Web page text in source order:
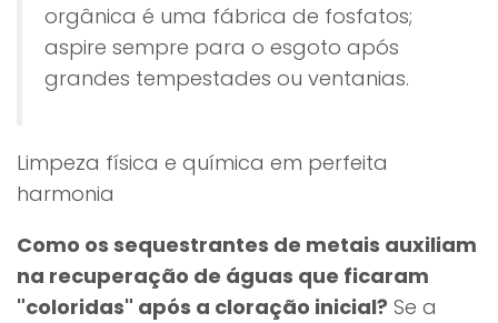
orgânica é uma fábrica de fosfatos;
aspire sempre para o esgoto após
grandes tempestades ou ventanias.
Limpeza física e química em perfeita
harmonia
Como os sequestrantes de metais auxiliam
na recuperação de águas que ficaram
"coloridas" após a cloração inicial? Se a